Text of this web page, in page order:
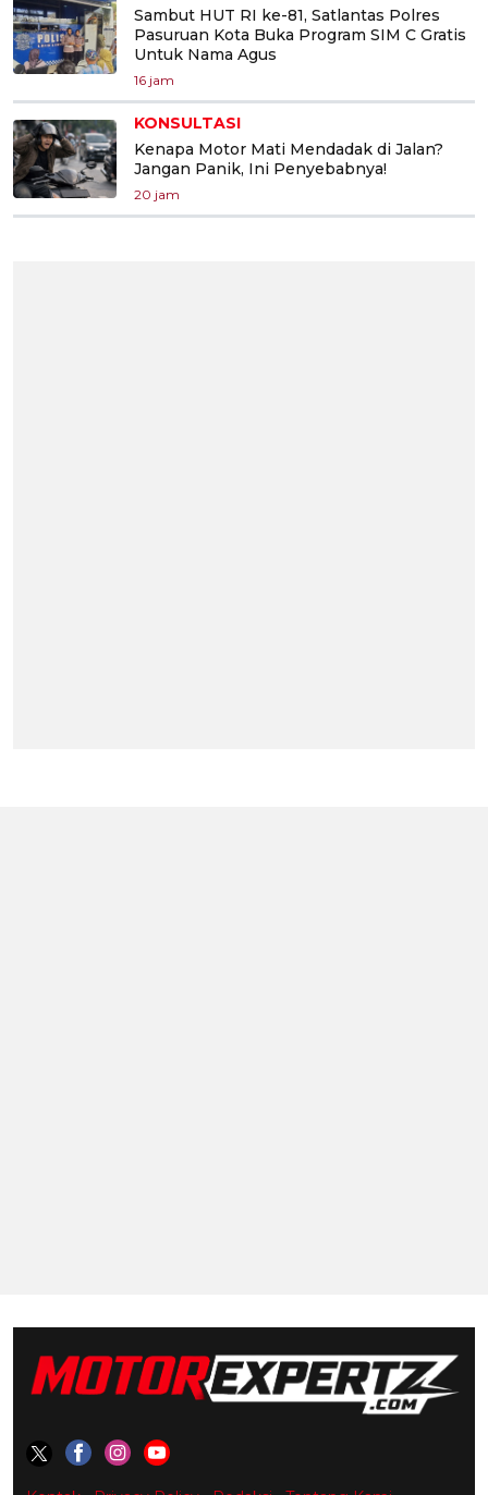
Sambut HUT RI ke-81, Satlantas Polres
Pasuruan Kota Buka Program SIM C Gratis
Untuk Nama Agus
16 jam
KONSULTASI
Kenapa Motor Mati Mendadak di Jalan?
Jangan Panik, Ini Penyebabnya!
20 jam